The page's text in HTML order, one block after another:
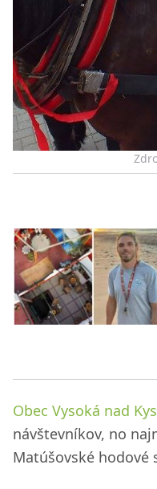
Obec Vysoká nad
návštevníkov, no
Matúšovské hodové